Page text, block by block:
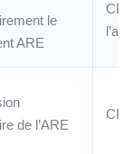
le
ARE
de l’ARE